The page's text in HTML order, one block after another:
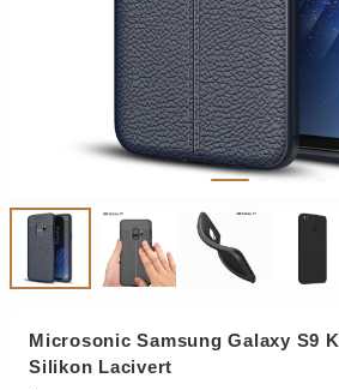
Microsonic Samsung Galaxy S9
Silikon Lacivert